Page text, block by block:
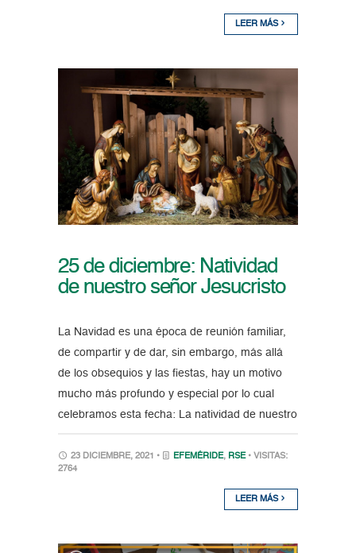
LEER MÁS
25 de diciembre: Natividad
de nuestro señor Jesucristo
La Navidad es una época de reunión familiar,
de compartir y de dar, sin embargo, más allá
de los obsequios y las fiestas, hay un motivo
mucho más profundo y especial por lo cual
celebramos esta fecha: La natividad de nuestro
23 DICIEMBRE, 2021 • EFEMÉRIDE, RSE • VISITAS:
2764
LEER MÁS